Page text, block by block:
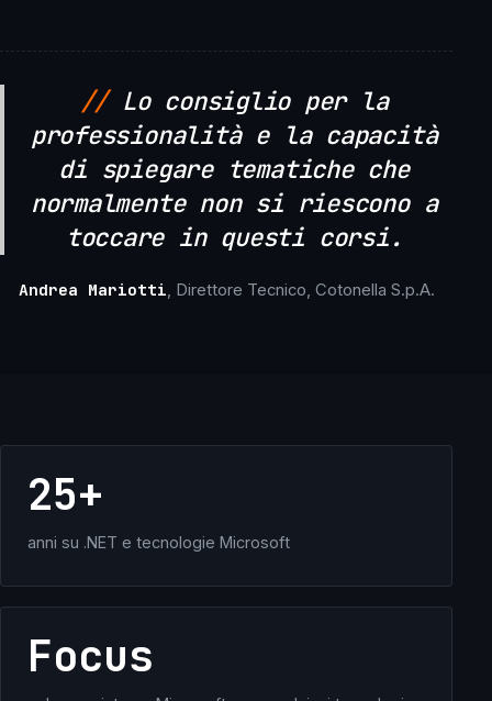
Lo consiglio per la
professionalità e la capacità
di spiegare tematiche che
normalmente non si riescono a
toccare in questi corsi.
Andrea Mariotti, Direttore Tecnico, Cotonella S.p.A.
25+
anni su .NET e tecnologie Microsoft
Focus